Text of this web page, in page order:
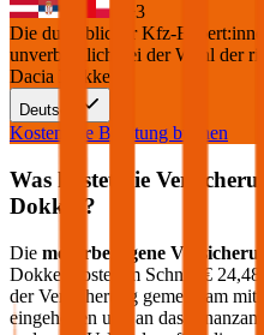
+3
Die durchblicker Kfz-
unverbindlich bei der Wahl der
Dacia Dokker
Deutsch
Kostenlose Beratung buchen
Was kostet die
Dokker ?
Die motorbezogene
Dokker
kostet im Schnitt € 24,48
der Versicherung gemeinsam mit
eingehoben und an das